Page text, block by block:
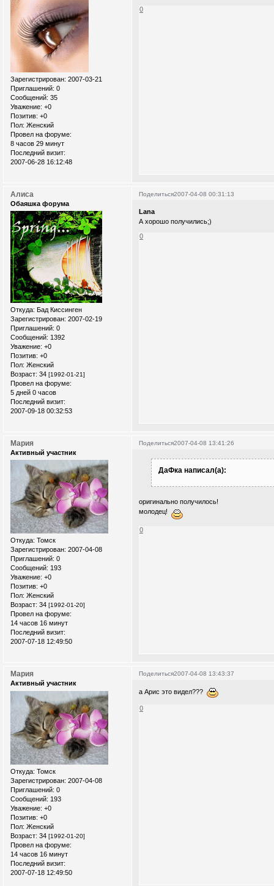
Зарегистрирован: 2007-03-21
Приглашений: 0
Сообщений: 35
Уважение: +0
Позитив: +0
Пол: Женский
Провел на форуме:
8 часов 29 минут
Последний визит:
2007-06-28 16:12:48
0
Поделиться2007-04-08 00:31:13
Алиса
Обаяшка форума
Откуда: Бад Киссинген
Зарегистрирован: 2007-02-19
Приглашений: 0
Сообщений: 1392
Уважение: +0
Позитив: +0
Пол: Женский
Возраст: 34 [1992-01-21]
Провел на форуме:
5 дней 0 часов
Последний визит:
2007-09-18 00:32:53
Lana
А хорошо получились;)
0
Поделиться2007-04-08 13:41:26
Мария
Активный участник
Откуда: Томск
Зарегистрирован: 2007-04-08
Приглашений: 0
Сообщений: 193
Уважение: +0
Позитив: +0
Пол: Женский
Возраст: 34 [1992-01-20]
Провел на форуме:
14 часов 16 минут
Последний визит:
2007-07-18 12:49:50
ДаФка написал(а):
оригинально получилось!
молодец!
0
Поделиться2007-04-08 13:43:37
Мария
Активный участник
Откуда: Томск
Зарегистрирован: 2007-04-08
Приглашений: 0
Сообщений: 193
Уважение: +0
Позитив: +0
Пол: Женский
Возраст: 34 [1992-01-20]
Провел на форуме:
14 часов 16 минут
Последний визит:
2007-07-18 12:49:50
а Арис это видел???
0